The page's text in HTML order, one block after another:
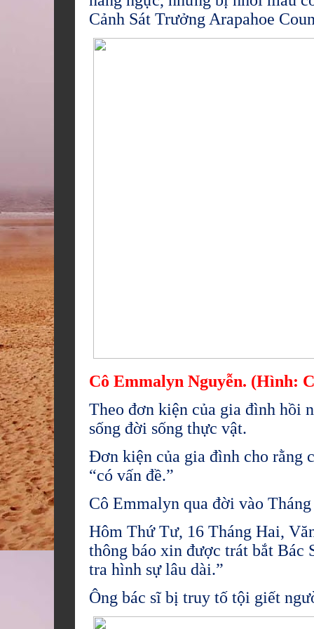
Cảnh Sát Trưởng Arapahoe
Cô Emmalyn Nguyễn. (Hình:
Theo đơn kiện của gia đình hồi
sống đời sống thực vật.
Đơn kiện của gia đình cho rằng
“có vấn đề.”
Cô Emmalyn qua đời vào
Hôm Thứ Tư, 16 Tháng Hai,
thông báo xin được trát bắt Bác
tra hình sự lâu dài.”
Ông bác sĩ bị truy tố tội giết